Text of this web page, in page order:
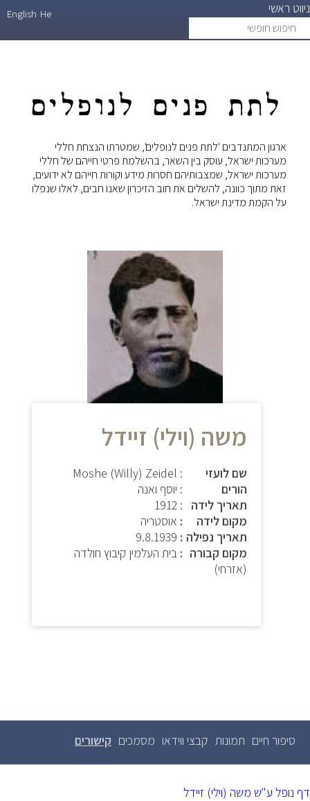
ניווט ראשי
חופשי
He
English
לתת פנים לנופלים
ארגון המתנדבים 'לתת פנים לנופלים', שמטרתו הנצחת חללי
מערכות ישראל, עוסק בין השאר, בהשלמת פרטי חייהם של חללי
מערכות ישראל, שמצבותיהם חסרות מידע וקורות חייהם לא ידועים,
זאת מתוך כוונה, להשלים את חוב הזיכרון שאנו חבים, לאלו שנפלו
על הקמת מדינת ישראל.
משה (וילי) זיידל
שם לועזי
: Moshe (Willy) Zeidel
הורים
: יוסף ואנה
תאריך לידה
: 1912
מקום לידה
אוסטריה
תאריך נפילה
9.8.1939
מקום קבורה
בית העלמין קיבוץ חולדה
(אזרחי)
לשוניות
ראשיות
סיפור חיים תמונות קבצי ווידאו מסמכים קישורים
דף נופל ע"ש משה (וילי) זיידל